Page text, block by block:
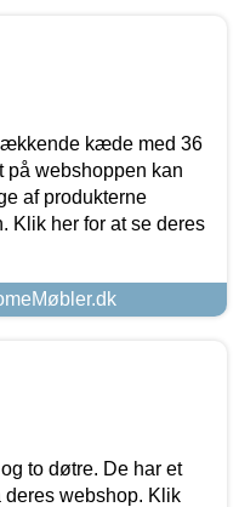
kæde med 36
på webshoppen kan
af produkterne
Klik her for at se deres
to døtre. De har et
deres webshop. Klik